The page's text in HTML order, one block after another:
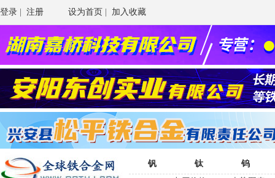
登录 注册 设为首页 加入收藏
钒 钛 钨